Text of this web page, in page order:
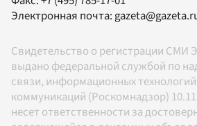
Электронная почта:
Свидетельство о регистрации СМИ
выдано федеральной службой по
связи, информационных
коммуникаций (Роскомнадзор)
несет ответственности за